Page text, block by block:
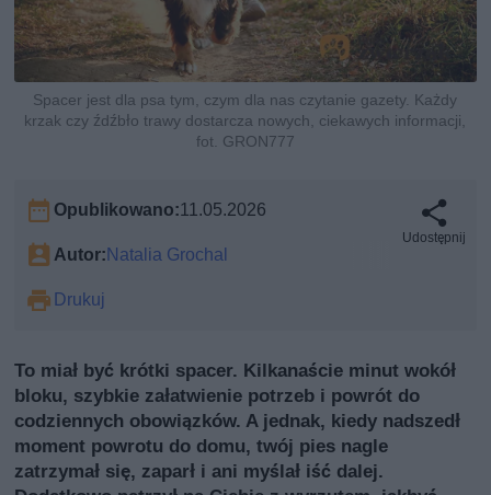
Spacer jest dla psa tym, czym dla nas czytanie gazety. Każdy
krzak czy źdźbło trawy dostarcza nowych, ciekawych informacji,
fot. GRON777
Opublikowano:11.05.2026
Autor:Natalia Grochal
Drukuj
Udostępnij
To miał być krótki spacer. Kilkanaście minut wokół
bloku, szybkie załatwienie potrzeb i powrót do
codziennych obowiązków. A jednak, kiedy nadszedł
moment powrotu do domu, twój pies nagle
zatrzymał się, zaparł i ani myślał iść dalej.